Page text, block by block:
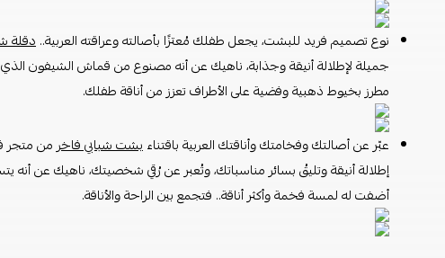
نوع تصميم فريد للبشت، يجعل طفلك مُعتزًا بأصالته وعراقته العربية..دقلة
جميلة لإطلالة أنيقة وجذابة، ناهيك عن أنه مصنوع من قماش الشيفون الذي
مطرز بخيوط ذهبية وفضية على الأطراف تعزز من أناقة طفلك.
عبّر عن أصالتك وفخامتك وأناقتك العربية باقتناءبشت شبابي فاخرمن متجر
إطلالة أنيقة وتليقُ بسائر مناسباتك، وتُعبر عن رُقي شخصيتك، ناهيك عن
أضفت له لمسة فخمة وأكثر أناقة.. فتجمع بين الراحة والأناقة.